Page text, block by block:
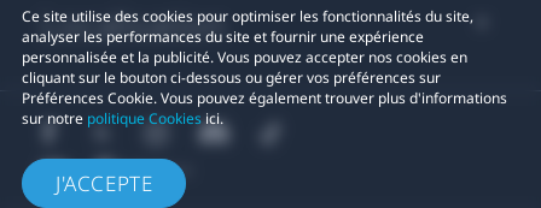
Ce site utilise des cookies pour optimiser les fonctionnalités du site,
analyser les performances du site et fournir une expérience
personnalisée et la publicité. Vous pouvez accepter nos cookies en
cliquant sur le bouton ci-dessous ou gérer vos préférences sur
Préférences Cookie. Vous pouvez également trouver plus d'informations
sur notre politique Cookiesici.
J'ACCEPTE
Localisation